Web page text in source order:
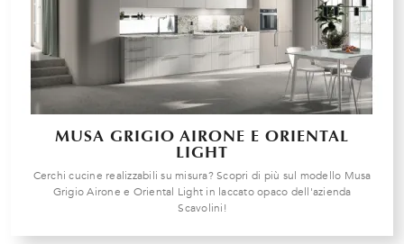
MUSA GRIGIO AIRONE E ORIENTAL
LIGHT
Cerchi cucine realizzabili su misura? Scopri di più sul modello Musa
Grigio Airone e Oriental Light in laccato opaco dell'azienda
Scavolini!